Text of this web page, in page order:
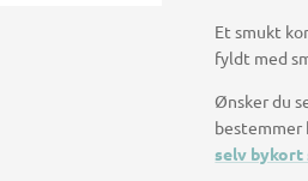
Et smukt
fyldt med
Ønsker du
bestemmer
selv bykort